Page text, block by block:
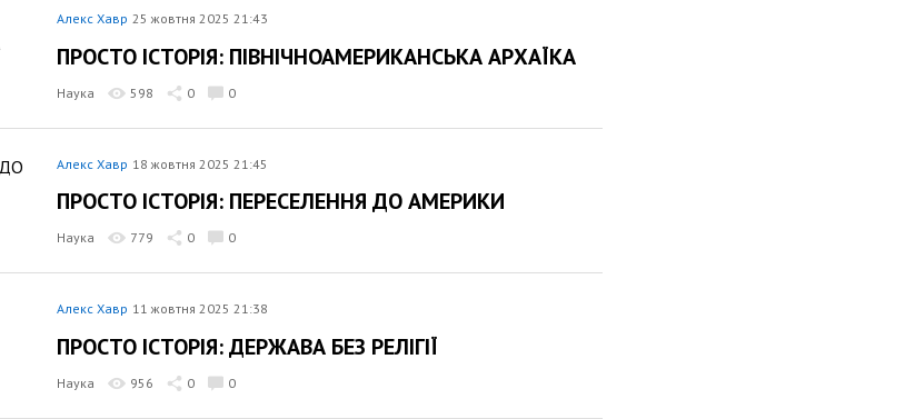
Алекс Хавр 25 жовтня 2025 21:43
ПРОСТО ІСТОРІЯ: ПІВНІЧНОАМЕРИКАНСЬКА АРХАЇКА
Наука 598 0 0
Алекс Хавр 18 жовтня 2025 21:45
ПРОСТО ІСТОРІЯ: ПЕРЕСЕЛЕННЯ ДО АМЕРИКИ
Наука 779 0 0
Алекс Хавр 11 жовтня 2025 21:38
ПРОСТО ІСТОРІЯ: ДЕРЖАВА БЕЗ РЕЛІГІЇ
Наука 956 0 0